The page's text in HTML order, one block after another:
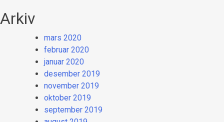
Arkiv
mars 2020
februar 2020
januar 2020
desember 2019
november 2019
oktober 2019
september 2019